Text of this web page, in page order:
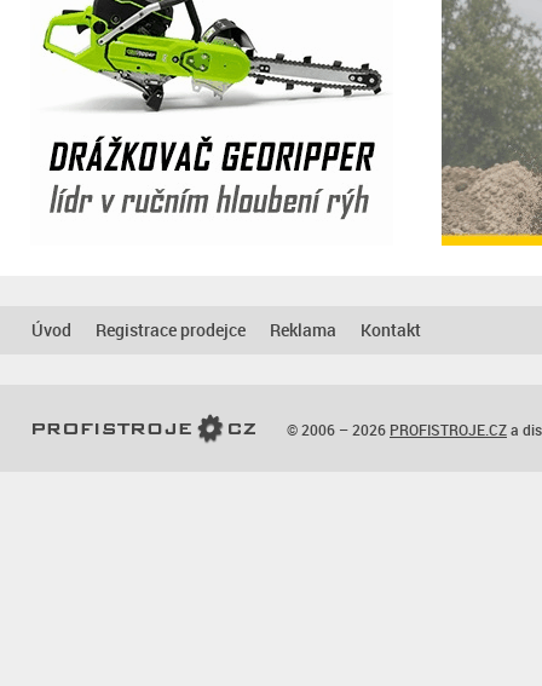
Úvod Registrace prodejce Reklama Kontakt
© 2006 – 2026 PROFISTROJE.CZa